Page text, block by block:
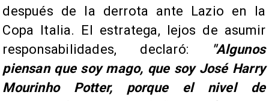
después de la derrota ante Lazio en la
Copa Italia. El estratega, lejos de asumir
responsabilidades, declaró:
"Algunos
piensan que soy mago, que soy José Harry
Mourinho Potter, porque el nivel de